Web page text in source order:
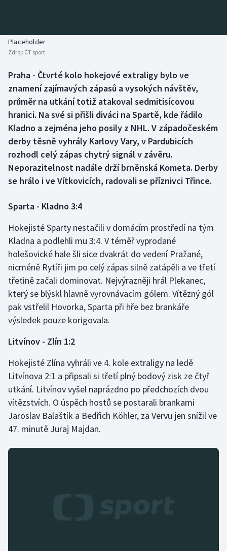
Biatlon
Boby a skeleton
Box
Curling
Dostihy
Florbal
Futsal
Golf
Gymnastika
Házená
Jezdectví
Judo
Lezení
Lyže a snowboard
Moderní pětiboj
Motorsport
Aplikace ČT sport
AZ kvíz
Placeholder
Zdroj: ČT sport
Praha - Čtvrté kolo hokejové extraligy bylo ve
znamení zajímavých zápasů a vysokých návštěv,
průměr na utkání totiž atakoval sedmitisícovou
hranici. Na své si přišli diváci na Spartě, kde řádilo
Kladno a zejména jeho posily z NHL. V západočeském
derby těsně vyhrály Karlovy Vary, v Pardubicích
rozhodl celý zápas chytrý signál v závěru.
Neporazitelnost nadále drží brněnská Kometa. Derby
se hrálo i ve Vítkovicích, radovali se příznivci Třince.
Sparta - Kladno 3:4
Hokejisté Sparty nestačili v domácím prostředí na tým
Kladna a podlehli mu 3:4. V téměř vyprodané
holešovické hale šli sice dvakrát do vedení Pražané,
nicméně Rytíři jim po celý zápas silně zatápěli a ve třetí
třetině začali dominovat. Nejvýrazněji hrál Plekanec,
který se blýskl hlavně vyrovnávacím gólem. Vítězný gól
pak vstřelil Hovorka, Sparta při hře bez brankáře
výsledek pouze korigovala.
Litvínov - Zlín 1:2
Hokejisté Zlína vyhráli ve 4. kole extraligy na ledě
Litvínova 2:1 a připsali si třetí plný bodový zisk ze čtyř
utkání. Litvínov vyšel naprázdno po předchozích dvou
vítězstvích. O úspěch hostů se postarali brankami
Jaroslav Balaštík a Bedřich Köhler, za Vervu jen snížil ve
47. minutě Juraj Majdan.